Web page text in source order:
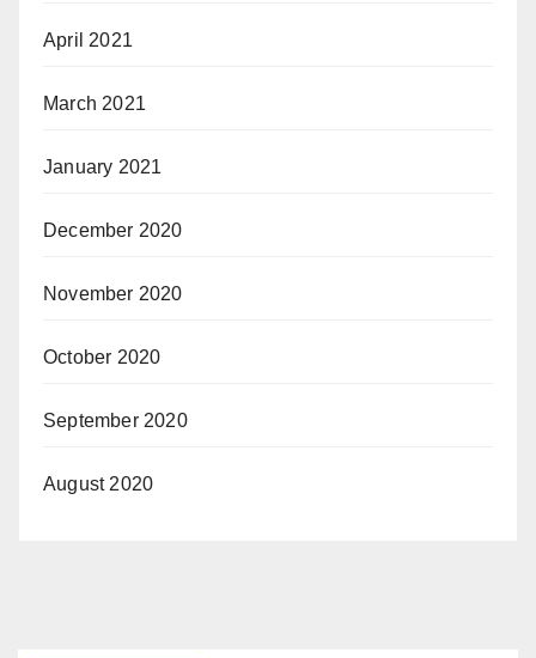
April 2021
March 2021
January 2021
December 2020
November 2020
October 2020
September 2020
August 2020